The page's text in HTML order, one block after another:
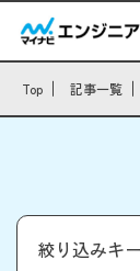
Top 記事一覧
絞り込みキ